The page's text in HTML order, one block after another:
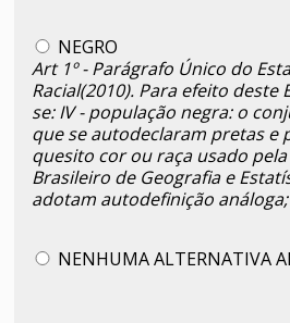
NEGRO
Art 1º - Parágrafo Único do
Racial(2010). Para efeito
se: IV - população negra: o
que se autodeclaram pretas e
quesito cor ou raça usado
Brasileiro de Geografia e
adotam autodefinição análoga;
NENHUMA ALTERNATIVA